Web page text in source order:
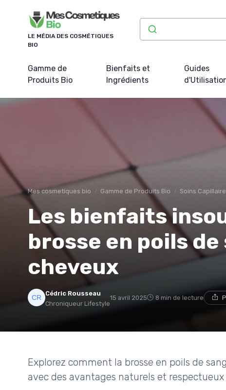
LE MÉDIA DES COSMÉTIQUES
BIO
Gamme de
Produits Bio
Bienfaits et
Ingrédients
Guides
Mes cosmetiques bio Gamme de Produits Bio Soins
Les bienfaits
brosse en poils
cheveux
Cédric Rousseau
Chroniqueur Lifestyle
15 avril 2025 8 min de lecture
Explorez comment la brosse en poils de
avec des avantages naturels et